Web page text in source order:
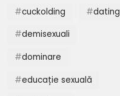
cuckolding
dating
demisexuali
dominare
educație sexuală